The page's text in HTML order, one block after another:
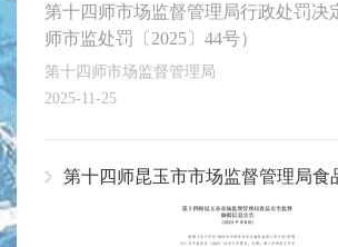
第十四师市场监督管理局行政处罚决
师市监处罚〔2025〕44号）
第十四师市场监督管理局
2025-11-25